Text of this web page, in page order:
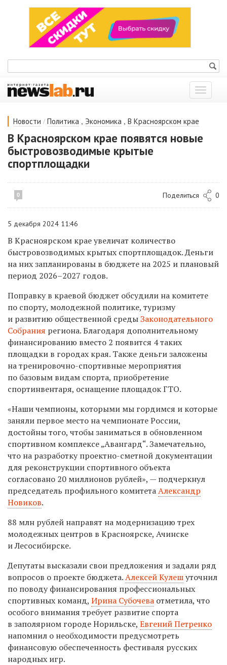
Показать
меню
Новости / Политика , Экономика , В Красноярском крае
В Красноярском крае появятся новые
быстровозводимые крытые
спортплощадки
0 Поделиться 0
5 декабря 2024 11:46
В Красноярском крае увеличат количество
быстровозводимых крытых спортплощадок. Деньги
на них запланированы в бюджете на 2025 и плановый
период 2026–2027 годов.
Поправку в краевой бюджет обсудили на комитете
по спорту, молодежной политике, туризму
и развитию общественной средыЗаконодательного
Собрания региона. Благодаря дополнительному
финансированию вместо 2 появится 4 таких
площадки в городах края. Также деньги заложены
на тренировочно-спортивные мероприятия
по базовым видам спорта, приобретение
спортинвентаря, оснащение площадок ГТО.
«Наши чемпионы, которыми мы гордимся и которые
заняли первое место на чемпионате России,
достойны того, чтобы заниматься в обновленном
спортивном комплексе „Авангард“. Замечательно,
что на разработку проектно-сметной документации
для реконструкции спортивного объекта
согласовано 20 миллионов рублей», — подчеркнул
председатель профильного комитетаАлександр
Новиков.
88 млн рублей направят на модернизацию трех
молодежных центров в Красноярске, Ачинске
и Лесосибирске.
Депутаты высказали свои предложения и задали ряд
вопросов о проекте бюджета.Алексей Кулешуточнил
по поводу финансирования профессиональных
спортивных команд, Ирина Субочева отметила, что
особого внимания требует развитие спорта
в заполярном городе Норильске, Евгений Петренко
напомнил о необходимости предусмотреть
финансовую обеспеченность фестиваля русских
народных игр.